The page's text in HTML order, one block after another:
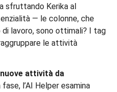
sfruttando Kerika al
— le colonne, che
lavoro, sono ottimali? I tag
le attività
attività da
l’AI Helper esamina